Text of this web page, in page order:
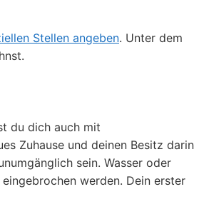
Stellen angeben. Unter dem
du dich auch mit
Zuhause und deinen Besitz darin
sein. Wasser oder
werden. Dein erster